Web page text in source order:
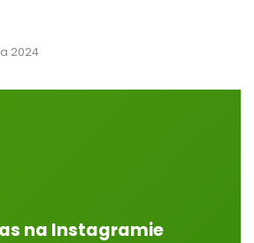
2024
na Instagramie